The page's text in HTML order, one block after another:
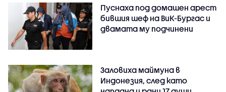
Пуснаха под домашен арест
бившия шеф на ВиК-Бургас и
двамата му подчинени
Заловиха маймуна в
Индонезия, след като